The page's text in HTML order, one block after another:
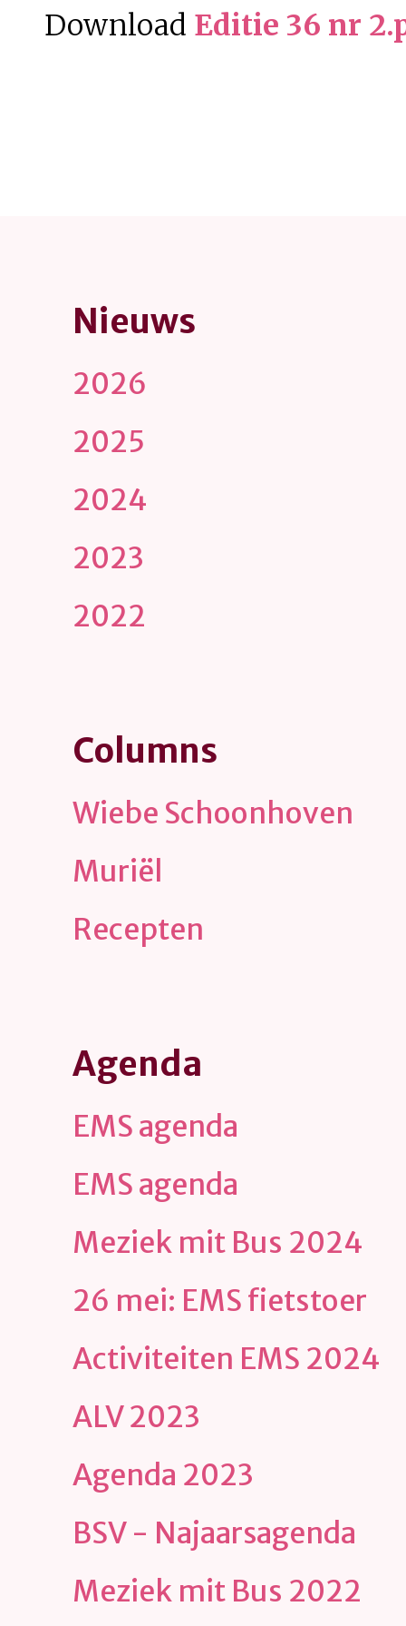
Download Editie 36 nr
Nieuws
2026
2025
2024
2023
2022
Columns
Wiebe Schoonhoven
Muriël
Recepten
Agenda
EMS agenda
EMS agenda
Meziek mit Bus 2024
26 mei: EMS fietstoer
Activiteiten EMS 2024
ALV 2023
Agenda 2023
BSV - Najaarsagenda
Meziek mit Bus 2022